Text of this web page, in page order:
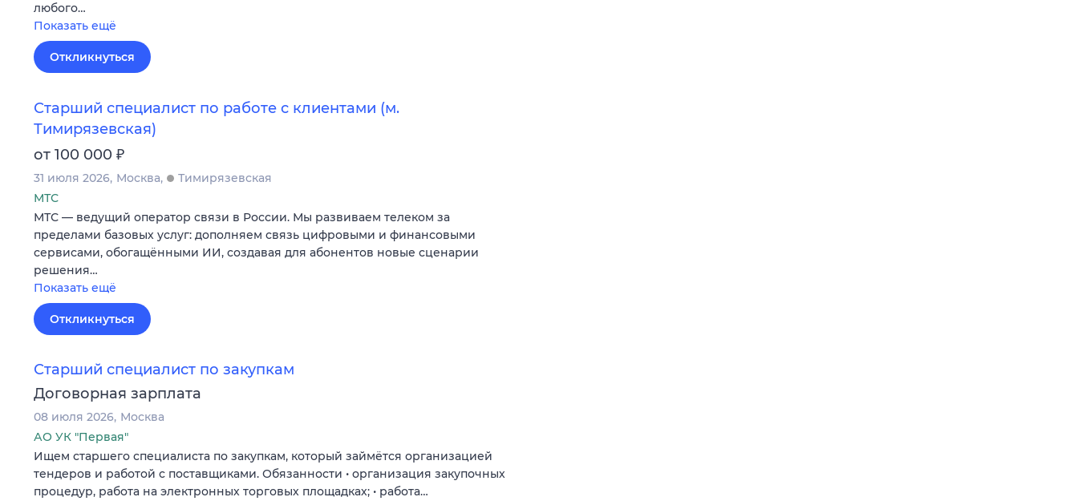
любого…
Показать ещё
Откликнуться
Старший специалист по работе с клиентами (м.
Тимирязевская)
от 100 000 ₽
31 июля 2026 Москва
Тимирязевская
МТС
МТС — ведущий оператор связи в России. Мы развиваем телеком за
пределами базовых услуг: дополняем связь цифровыми и финансовыми
сервисами, обогащёнными ИИ, создавая для абонентов новые сценарии
решения…
Показать ещё
Откликнуться
Старший специалист по закупкам
Договорная зарплата
08 июля 2026 Москва
АО УК "Первая"
Ищем старшего специалиста по закупкам, который займётся организацией
тендеров и работой с поставщиками. Обязанности • организация закупочных
процедур, работа на электронных торговых площадках; • работа…